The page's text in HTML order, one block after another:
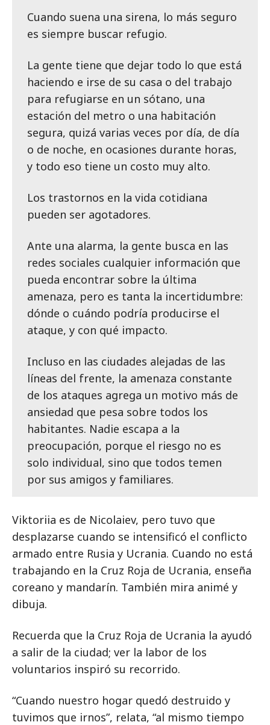
Cuando suena una sirena, lo más seguro
es siempre buscar refugio.
La gente tiene que dejar todo lo que está
haciendo e irse de su casa o del trabajo
para refugiarse en un sótano, una
estación del metro o una habitación
segura, quizá varias veces por día, de día
o de noche, en ocasiones durante horas,
y todo eso tiene un costo muy alto.
Los trastornos en la vida cotidiana
pueden ser agotadores.
Ante una alarma, la gente busca en las
redes sociales cualquier información que
pueda encontrar sobre la última
amenaza, pero es tanta la incertidumbre:
dónde o cuándo podría producirse el
ataque, y con qué impacto.
Incluso en las ciudades alejadas de las
líneas del frente, la amenaza constante
de los ataques agrega un motivo más de
ansiedad que pesa sobre todos los
habitantes. Nadie escapa a la
preocupación, porque el riesgo no es
solo individual, sino que todos temen
por sus amigos y familiares.
Viktoriia es de Nicolaiev, pero tuvo que
desplazarse cuando se intensificó el conflicto
armado entre Rusia y Ucrania. Cuando no está
trabajando en la Cruz Roja de Ucrania, enseña
coreano y mandarín. También mira animé y
dibuja.
Recuerda que la Cruz Roja de Ucrania la ayudó
a salir de la ciudad; ver la labor de los
voluntarios inspiró su recorrido.
“Cuando nuestro hogar quedó destruido y
tuvimos que irnos”, relata, “al mismo tiempo